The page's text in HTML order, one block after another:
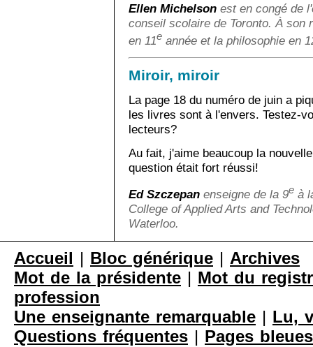
Ellen Michelson est en congé de
conseil scolaire de Toronto. À son
en 11e année et la philosophie en
Miroir, miroir
La page 18 du numéro de juin a
les livres sont à l'envers. Testez-
lecteurs?
Au fait, j'aime beaucoup la
question était fort réussi!
Ed Szczepan enseigne de la 9e à
College of Applied Arts and
Waterloo.
Accueil | Bloc générique | Archives
Mot de la présidente | Mot du
profession
Une enseignante remarquable | Lu,
Questions fréquentes | Pages bleues